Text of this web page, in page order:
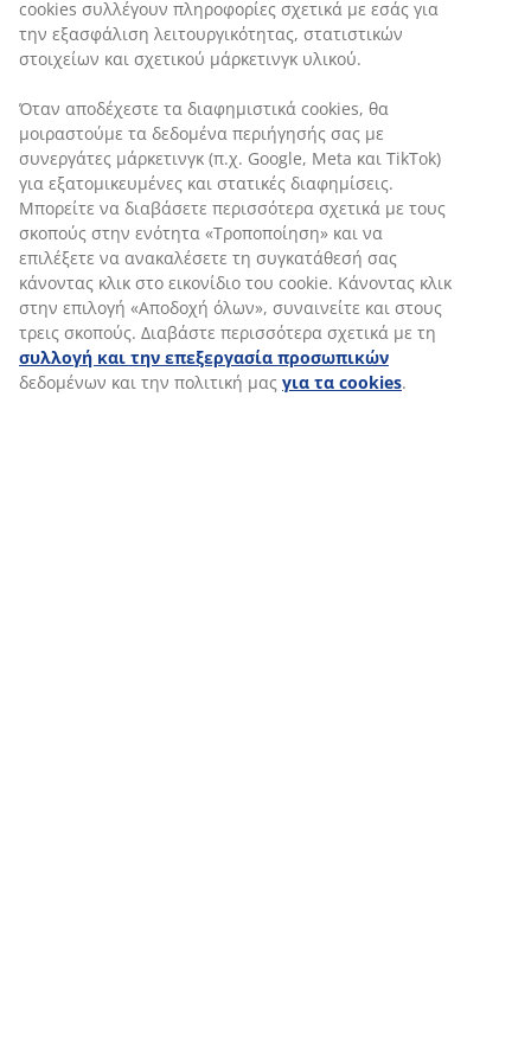
εμπειρία προς τους πελάτες μας.
Στο Εμπορικό Τμήμα της JYSK γιορτάζουμε
τόσο τις μικρές, όσο και τις μεγάλες νίκες.
Επιβραβεύουμε τους συναδέλφους που
λειτουργούν με ομαδικότητα και κάνουν
καλές πωλήσεις.
ΕΡΓΑΣΙΑ ΣΤΟ ΕΜΠΟΡΙΚΟ
ΤΜΗΜΑ
cookies συλλέγουν πληροφορίες σχετικά με εσάς για
την εξασφάλιση λειτουργικότητας, στατιστικών
στοιχείων και σχετικού μάρκετινγκ υλικού.
Όταν αποδέχεστε τα διαφημιστικά cookies, θα
μοιραστούμε τα δεδομένα περιήγησής σας με
συνεργάτες μάρκετινγκ (π.χ. Google, Meta και TikTok)
για εξατομικευμένες και στατικές διαφημίσεις.
Μπορείτε να διαβάσετε περισσότερα σχετικά με τους
σκοπούς στην ενότητα «Τροποποίηση» και να
επιλέξετε να ανακαλέσετε τη συγκατάθεσή σας
κάνοντας κλικ στο εικονίδιο του cookie. Κάνοντας κλικ
στην επιλογή «Αποδοχή όλων», συναινείτε και στους
τρεις σκοπούς. Διαβάστε περισσότερα σχετικά με τη
συλλογή και την επεξεργασία προσωπικών
δεδομένων και την πολιτική μας για τα cookies.